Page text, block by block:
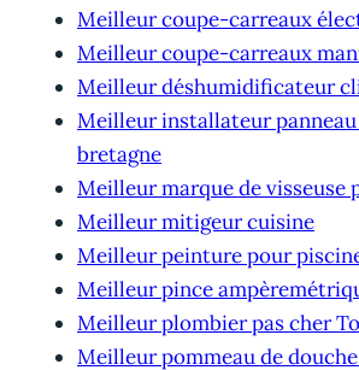
Meilleur coupe-carreaux
Meilleur coupe-carreaux
Meilleur déshumidificateur
Meilleur installateur
bretagne
Meilleur marque de visseuse
Meilleur mitigeur cuisine
Meilleur peinture pour
Meilleur pince
Meilleur plombier pas cher
Meilleur pommeau de